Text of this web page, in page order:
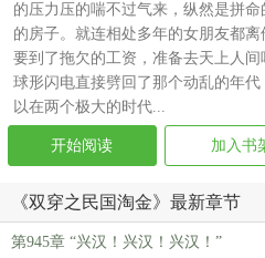
的压力压的喘不过气来，纵然是拼
的房子。就连相处多年的女朋友都
要到了拖欠的工资，准备去天上人
球形闪电直接劈回了那个动乱的年
以在两个极大的时代...
开始阅读 加入书
《双穿之民国淘金》最新章节
第945章 “兴汉！兴汉！兴汉！”